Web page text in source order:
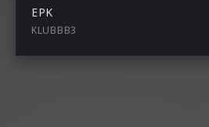
EPK
KLUBBB3